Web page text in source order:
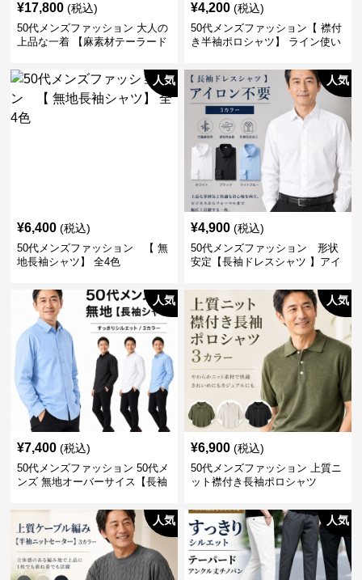
¥17,800 (税込)
50代メンズファッション 大人の
上品な一着 【麻素材テーラード
¥4,200 (税込)
50代メンズファッション【 襟付
き半袖ポロシャツ】 ライン使い
人気
¥6,400 (税込)
50代メンズファッション 【 無
地長袖シャツ】 全4色
人気
¥4,900 (税込)
50代メンズファッション 形状
安定【長袖ドレスシャツ 】アイ
人気
¥7,400 (税込)
50代メンズファッション 50代メ
ンズ 無地オーバーサイス【長袖
人気
¥6,900 (税込)
50代メンズファッション 上質ニ
ット襟付き長袖ポロシャツ
人気 人気